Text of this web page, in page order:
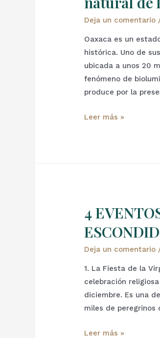
Deja un comentario
Oaxaca es un
histórica. Uno de
ubicada a unos 20
fenómeno de
produce por la
Leer más »
4
Deja un comentario
1. La Fiesta de la
celebración
diciembre. Es una
miles de
Leer más »